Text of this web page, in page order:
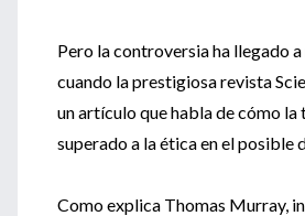
Pero la controversia ha llegado
cuando la prestigiosa revista
un artículo que habla de cómo la
superado a la ética en el posible
Como explica Thomas Murray,